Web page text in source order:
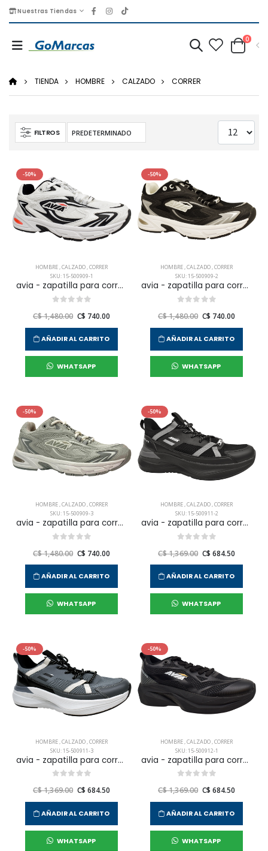
Nuestras Tiendas
0
TIENDA HOMBRE CALZADO CORRER
FILTROS
-50%
HOMBRE,CALZADO,CORRER
SKU: 15-500909-1
avia - zapatilla para correr gacrux para hombre
C$ 1,480.00 C$ 740.00
AÑADIR AL CARRITO
WHATSAPP
-50%
HOMBRE,CALZADO,CORRER
SKU: 15-500909-2
avia - zapatilla para correr gacrux para hombre
C$ 1,480.00 C$ 740.00
AÑADIR AL CARRITO
WHATSAPP
-50%
HOMBRE,CALZADO,CORRER
SKU: 15-500909-3
avia - zapatilla para correr gacrux para hombre
C$ 1,480.00 C$ 740.00
AÑADIR AL CARRITO
WHATSAPP
-50%
HOMBRE,CALZADO,CORRER
SKU: 15-500911-2
avia - zapatilla para correr canopus para hombre
C$ 1,369.00 C$ 684.50
AÑADIR AL CARRITO
WHATSAPP
-50%
HOMBRE,CALZADO,CORRER
SKU: 15-500911-3
avia - zapatilla para correr canopus para hombre
C$ 1,369.00 C$ 684.50
AÑADIR AL CARRITO
WHATSAPP
-50%
HOMBRE,CALZADO,CORRER
SKU: 15-500912-1
avia - zapatilla para correr sirius para hombre
C$ 1,369.00 C$ 684.50
AÑADIR AL CARRITO
WHATSAPP